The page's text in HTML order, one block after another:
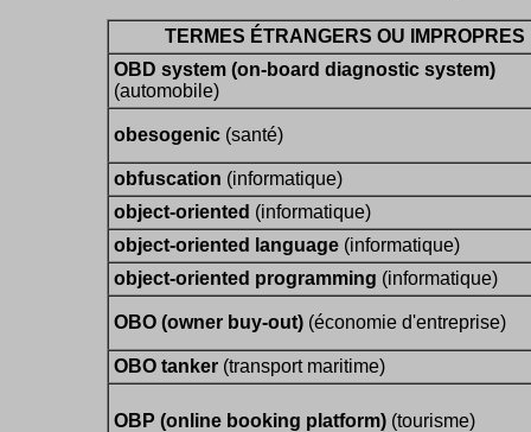
TERMES ÉTRANGERS OU IMPROPRES
OBD system (on-board diagnostic system)
(automobile)
obesogenic (santé)
obfuscation (informatique)
object-oriented (informatique)
object-oriented language (informatique)
object-oriented programming (informatique)
OBO (owner buy-out) (économie d'entreprise)
OBO tanker (transport maritime)
OBP (online booking platform) (tourisme)